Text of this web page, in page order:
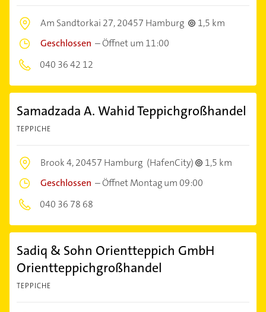
Am Sandtorkai 27,20457 Hamburg
1,5 km
Geschlossen –Öffnet um 11:00
040 36 42 12
Samadzada A. Wahid Teppichgroßhandel
TEPPICHE
Brook 4,20457 Hamburg (HafenCity)
1,5 km
Geschlossen –Öffnet Montag um 09:00
040 36 78 68
Sadiq & Sohn Orientteppich GmbH
Orientteppichgroßhandel
TEPPICHE